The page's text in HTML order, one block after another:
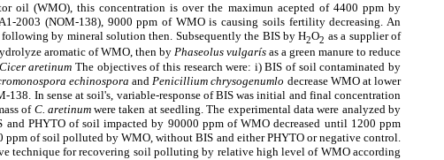
oil (WMO), this concentration is over the maximun acepted of 4400 ppm by
2003 (NOM-138), 9000 ppm of WMO is causing soils fertility decreasing. An
by mineral solution then. Subsequently the BIS by H2O2 as a supplier of
aromatic of WMO, then by Phaseolus vulgarís as a green manure to reduce
Cicer aretinumThe objectives of this research were: i) BIS of soil contaminated by
echinosporaandPenicillium chrysogenumlo decrease WMO at lower
138. In sense at soil's, variable-response of BIS was initial and final concentration
of C. aretinumwere taken at seedling. The experimental data were analyzed by
and PHYTO of soil impacted by 90000 ppm of WMO decreased until 1200 ppm
of soil polluted by WMO, without BIS and either PHYTO or negative control.
technique for recovering soil polluting by relative high level of WMO according